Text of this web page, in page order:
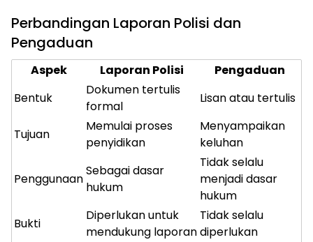
Perbandingan Laporan Polisi dan
Pengaduan
Aspek Laporan Polisi
Pengaduan
Bentuk
Dokumen tertulis
formal
Lisan atau tertulis
Tujuan
Memulai proses
penyidikan
Menyampaikan
keluhan
Penggunaan
Sebagai dasar
hukum
Tidak selalu
menjadi dasar
hukum
Bukti
Diperlukan untuk
mendukung laporan
Tidak selalu
diperlukan